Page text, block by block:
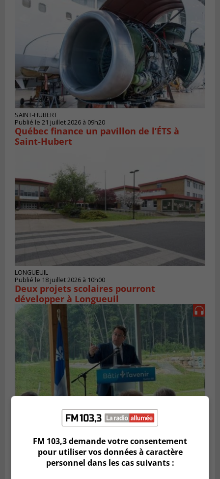
SAINT-HUBERT
Publié le 21 juillet 2026 à 09h20
Québec finance un pavillon de l’ÉTS à
Saint‑Hubert
LONGUEUIL
Publié le 18 juillet 2026 à 10h00
Deux projets scolaires pourront
développer à Longueuil
Publié le 14 juillet 2026 à 04h58
L’ÉNA de Saint-Hubert pourrait vivre une
forte croissance
FM 103,3 demande votre consentement
pour utiliser vos données à caractère
personnel dans les cas suivants :